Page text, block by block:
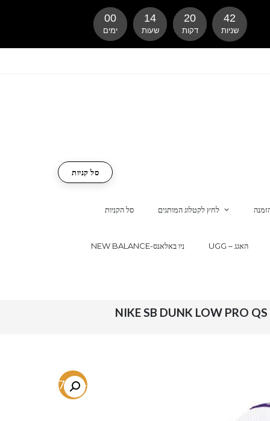
סל הקניות לחץ לקטלוג המותגים
NEW BALANCE-ניו באלאנס UGG – האגג
סל קניות
-57.3%
00
ימים
14
שעות
20
דקות
41
שניות